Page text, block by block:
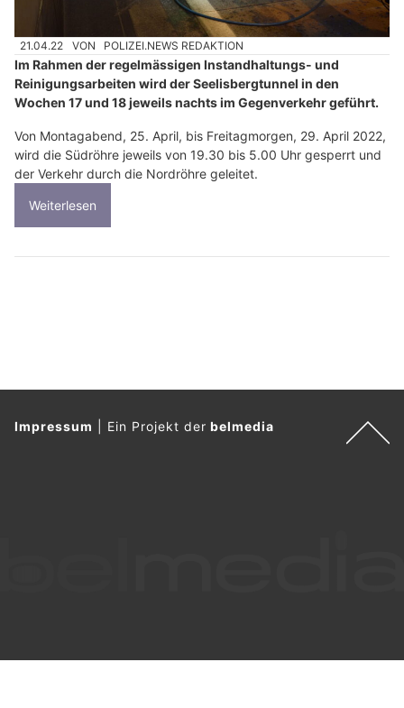
21.04.22 VON POLIZEI.NEWS REDAKTION
Im Rahmen der regelmässigen Instandhaltungs- und
Reinigungsarbeiten wird der Seelisbergtunnel in den
Wochen 17 und 18 jeweils nachts im Gegenverkehr geführt.
Von Montagabend, 25. April, bis Freitagmorgen, 29. April 2022,
wird die Südröhre jeweils von 19.30 bis 5.00 Uhr gesperrt und
der Verkehr durch die Nordröhre geleitet.
Weiterlesen
Impressum Ein Projekt derbelmedia